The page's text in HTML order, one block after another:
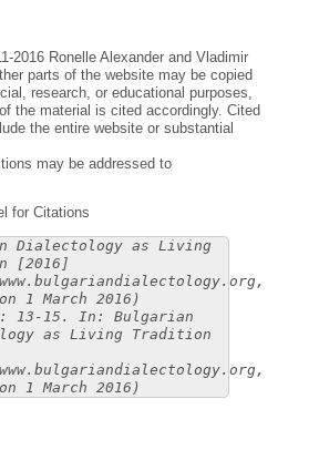
2016 Ronelle Alexander and Vladimir
parts of the website may be copied
research, or educational purposes,
the material is cited accordingly. Cited
the entire website or substantial
may be addressed to
for Citations
Dialectology as Living
[2016]
1 March 2016)
13-15. In: Bulgarian
as Living Tradition
1 March 2016)